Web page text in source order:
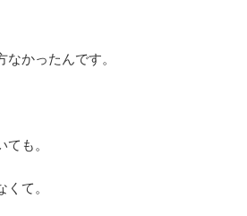
かったんです。
も。
て。